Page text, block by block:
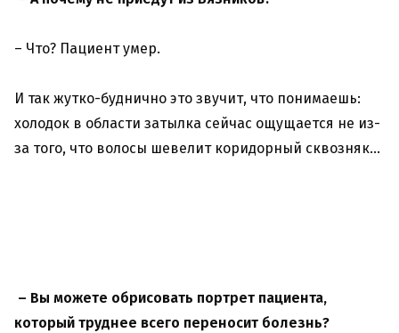
– Что? Пациент умер.
И так жутко-буднично это звучит, что понимаешь:
холодок в области затылка сейчас ощущается не из-
за того, что волосы шевелит коридорный сквозняк…
– Вы можете обрисовать портрет пациента,
который труднее всего переносит болезнь?